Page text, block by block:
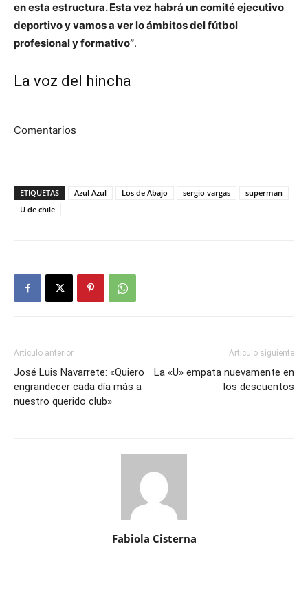
en esta estructura. Esta vez habrá un comité ejecutivo
deportivo y vamos a ver lo ámbitos del fútbol
profesional y formativo”.
La voz del hincha
Comentarios
ETIQUETAS Azul Azul Los de Abajo sergio vargas
superman
U de chile
Artículo anterior
José Luis Navarrete: «Quiero
engrandecer cada día más a
nuestro querido club»
Artículo siguiente
La «U» empata nuevamente en
los descuentos
Fabiola Cisterna